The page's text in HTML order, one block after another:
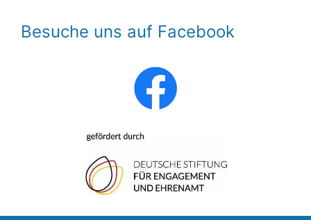
Besuche uns auf Facebook